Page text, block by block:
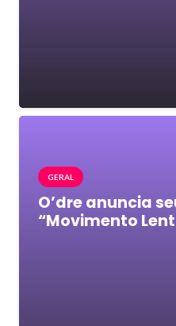
GERAL
O’dre anuncia
“Movimento